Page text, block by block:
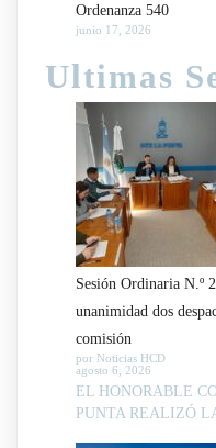
Ordenanza 540
junio 17, 2026
Ultimas
Sesión Ordinaria N.º
unanimidad dos
comisión
por Noticias HCD
agosto 6, 2026
EL HONORABLE
PUNTA REALIZÓ